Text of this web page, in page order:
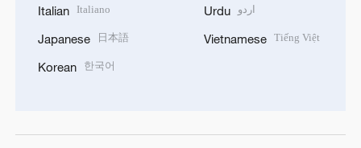
Italian Italiano
Japanese 日本語
Korean 한국어
Urdu اردو
Vietnamese Tiếng Việt